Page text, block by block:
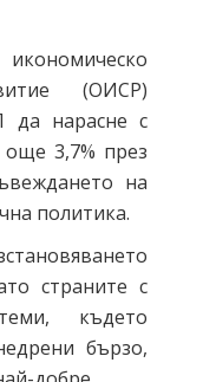
(ОИСР)
да нарасне с
3,7% през
на
политика.
страните с
където
бързо,